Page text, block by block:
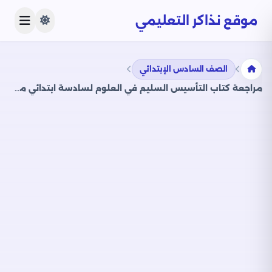
موقع نذاكر التعليمي
الصف السادس الإبتدائي
مراجعة كتاب التأسيس السليم في العلوم لسادسة ابتدائي مقرر شهر أبريل 2025 بصيغة PDF